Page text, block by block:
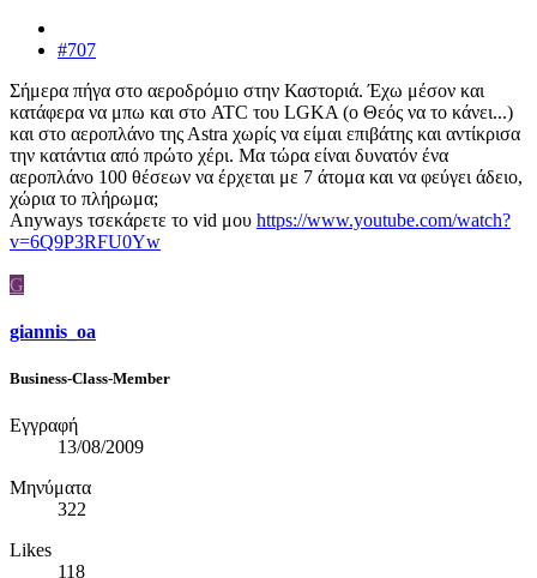
#707
Σήμερα πήγα στο αεροδρόμιο στην Καστοριά. Έχω μέσον και
κατάφερα να μπω και στο ATC του LGKA (ο Θεός να το κάνει...)
και στο αεροπλάνο της Αstra χωρίς να είμαι επιβάτης και αντίκρισα
την κατάντια από πρώτο χέρι. Μα τώρα είναι δυνατόν ένα
αεροπλάνο 100 θέσεων να έρχεται με 7 άτομα και να φεύγει άδειο,
χώρια το πλήρωμα;
Αnyways τσεκάρετε το vid μου https://www.youtube.com/watch?
v=6Q9P3RFU0Yw
G
giannis_oa
Business-Class-Member
Εγγραφή
13/08/2009
Μηνύματα
322
Likes
118